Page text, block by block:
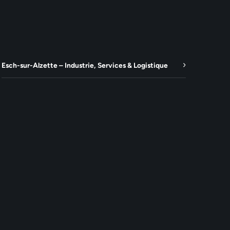
Esch-sur-Alzette – Industrie, Services & Logistique